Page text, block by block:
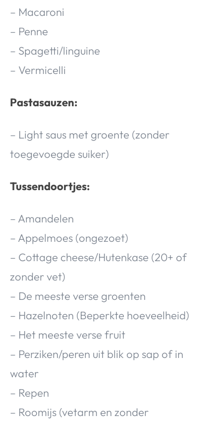
– Macaroni
– Penne
– Spagetti/linguine
– Vermicelli
Pastasauzen:
– Light saus met groente (zonder
toegevoegde suiker)
Tussendoortjes:
– Amandelen
– Appelmoes (ongezoet)
– Cottage cheese/Hutenkase (20+ of
zonder vet)
– De meeste verse groenten
– Hazelnoten (Beperkte hoeveelheid)
– Het meeste verse fruit
– Perziken/peren uit blik op sap of in
water
– Repen
– Roomijs (vetarm en zonder